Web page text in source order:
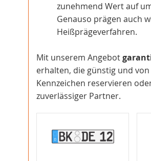
zunehmend Wert auf
Genauso prägen auch
Heißprägeverfahren.
Mit unserem Angebot
erhalten, die günstig und
Kennzeichen reservieren
zuverlässiger Partner.